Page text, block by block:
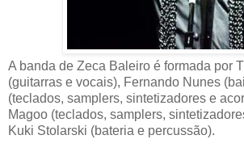
A banda de Zeca Baleiro é formada por
(guitarras e vocais), Fernando Nunes
(teclados, samplers, sintetizadores e
Magoo (teclados, samplers,
Kuki Stolarski (bateria e percussão).